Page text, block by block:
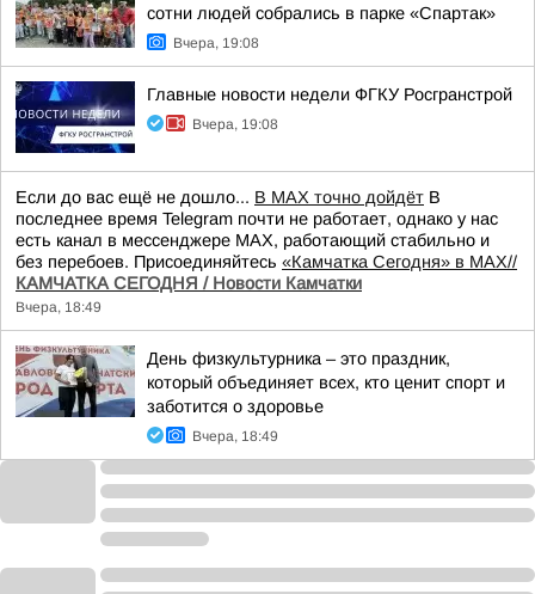
сотни людей собрались в парке «Спартак»
Вчера, 19:08
Главные новости недели ФГКУ Росгранстрой
Вчера, 19:08
Если до вас ещё не дошло... В MAX точно дойдёт В
последнее время Telegram почти не работает, однако у нас
есть канал в мессенджере MAX, работающий стабильно и
без перебоев. Присоединяйтесь «Камчатка Сегодня» в MAX//
КАМЧАТКА СЕГОДНЯ / Новости Камчатки
Вчера, 18:49
День физкультурника – это праздник,
который объединяет всех, кто ценит спорт и
заботится о здоровье
Вчера, 18:49